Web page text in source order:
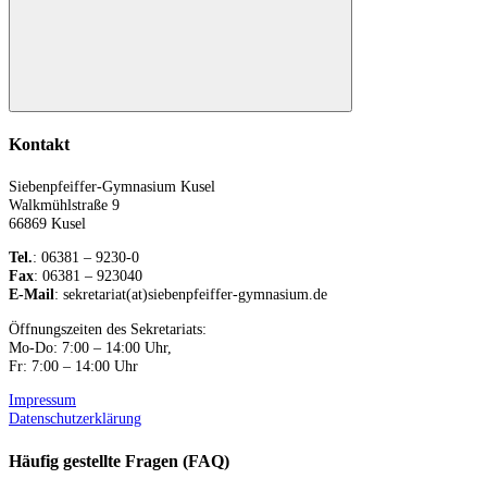
Suchen
Kontakt
Siebenpfeiffer-Gymnasium Kusel
Walkmühlstraße 9
66869 Kusel
Tel.: 06381 – 9230-0
Fax: 06381 – 923040
E-Mail: sekretariat(at)siebenpfeiffer-gymnasium.de
Öffnungszeiten des Sekretariats:
Mo-Do: 7:00 – 14:00 Uhr,
Fr: 7:00 – 14:00 Uhr
Impressum
Datenschutzerklärung
Häufig gestellte Fragen (FAQ)